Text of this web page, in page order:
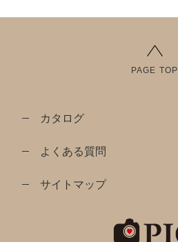
PAGE TOP
カタログ
よくある質問
サイトマップ